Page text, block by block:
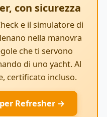
con sicurezza
e il simulatore di
nella manovra
che ti servono
di uno yacht. Al
certificato incluso.
Refresher →